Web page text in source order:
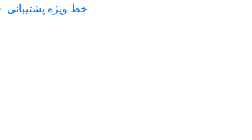
خط ویژه پشتیبانی ۰۹۰۲۳۷۲۴۳۱۰